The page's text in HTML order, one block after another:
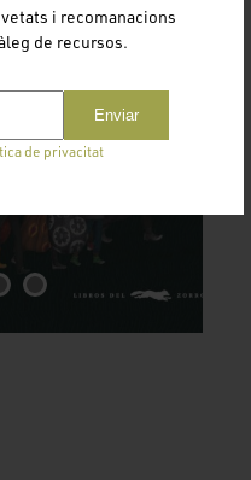
i recomanacions
de recursos.
Enviar
de privacitat